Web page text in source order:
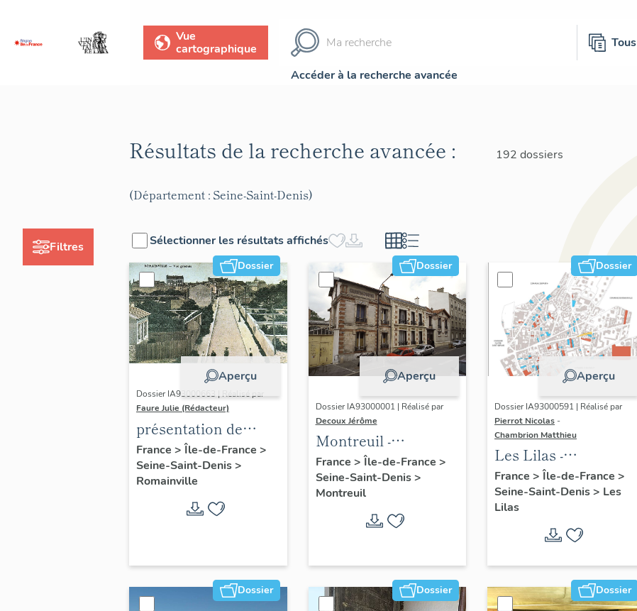
Vue
cartographique
Tous
Accéder à la recherche avancée
Filtres
Résultats de la recherche avancée : 192 dossiers
(Département : Seine-Saint-Denis)
Sélectionner les résultats affichés
Dossier
Aperçu
Dossier IA93000663 | Réalisé par
Faure Julie (Rédacteur)
présentation de
l'inventaire de la
commune de
Romainville
France > Île-de-France >
Seine-Saint-Denis>
Romainville
Dossier
Aperçu
Dossier IA93000001 | Réalisé par
Decoux Jérôme
Montreuil -
Patrimoine
industriel -
Présentation
générale de l'étude :
France > Île-de-France >
Seine-Saint-Denis>
Montreuil
Dossier
Aperçu
Dossier IA93000591 | Réalisé par
Pierrot Nicolas -
Chambrion Matthieu
Les Lilas -
Patrimoine
industriel -
Présentation
générale de l'étude :
"usines"
France > Île-de-France >
Seine-Saint-Denis> Les
Lilas
Dossier Dossier Dossier